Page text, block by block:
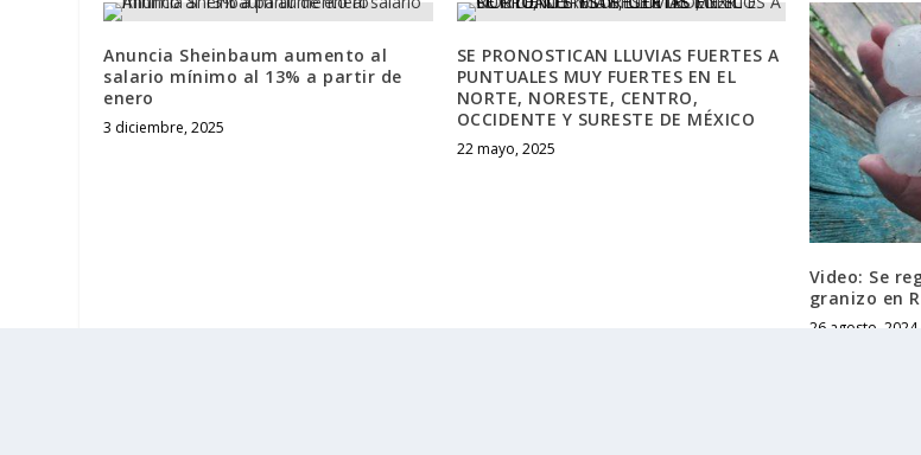
Anuncia Sheinbaum aumento al
salario mínimo al 13% a partir de
enero
3 diciembre, 2025
SE PRONOSTICAN LLUVIAS FUERTES A
PUNTUALES MUY FUERTES EN EL
NORTE, NORESTE, CENTRO,
OCCIDENTE Y SURESTE DE MÉXICO
22 mayo, 2025
Video: Se
granizo en
26 agosto, 2024